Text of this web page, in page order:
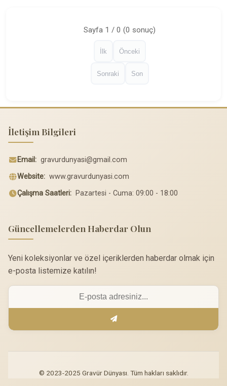
İlk Önceki
Sayfa 1 / 0 (0 sonuç)
Sonraki Son
İletişim Bilgileri
Email: gravurdunyasi@gmail.com
Website: www.gravurdunyasi.com
Çalışma Saatleri: Pazartesi - Cuma: 09:00 - 18:00
Güncellemelerden Haberdar Olun
Yeni koleksiyonlar ve özel içeriklerden haberdar olmak için
e-posta listemize katılın!
© 2023-2025 Gravür Dünyası. Tüm hakları saklıdır.